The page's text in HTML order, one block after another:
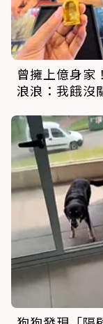
曾擁上億身家
浪浪：我餓沒